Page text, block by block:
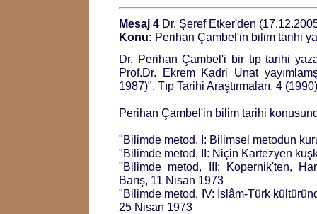
Mesaj 4 Dr. Şeref Etker'den
Konu: Perihan Çambel'in bilim tarihi
Dr. Perihan Çambel'i bir tıp tarihi
Prof.Dr. Ekrem Kadri Unat
1987)", Tıp Tarihi Araştırmaları, 4
Perihan Çambel'in bilim tarihi
"Bilimde metod, I: Bilimsel metodun
"Bilimde metod, II: Niçin Kartezyen
"Bilimde metod, III: Kopernik'ten,
Barış, 11 Nisan 1973
"Bilimde metod, IV: İslâm-Türk
25 Nisan 1973